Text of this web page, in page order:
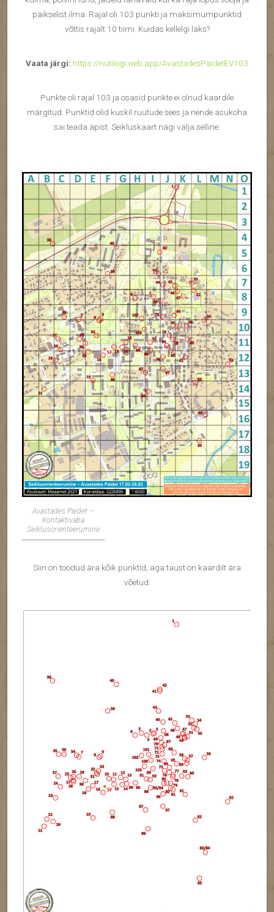
päikselist ilma. Rajal oli 103 punkti ja maksimumpunktid
võttis rajalt 10 tiimi. Kuidas kellelgi läks?
Vaata järgi: https://nutilogi.web.app/AvastadesPaidetEV103
Punkte oli rajal 103 ja osasid punkte ei olnud kaardile
märgitud. Punktid olid kuskil ruutude sees ja nende asukoha
sai teada äpist. Seikluskaart nägi välja selline:
Avastades Paidet –
Kontaktivaba
Seiklusorienteerumine
Siin on toodud ära kõik punktid, aga taust on kaardilt ära
võetud: